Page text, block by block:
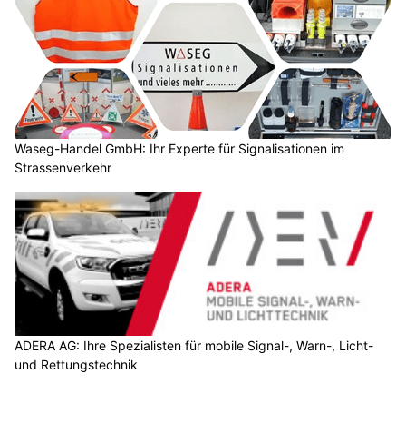
Waseg-Handel GmbH: Ihr Experte für Signalisationen im
Strassenverkehr
ADERA AG: Ihre Spezialisten für mobile Signal-, Warn-, Licht-
und Rettungstechnik